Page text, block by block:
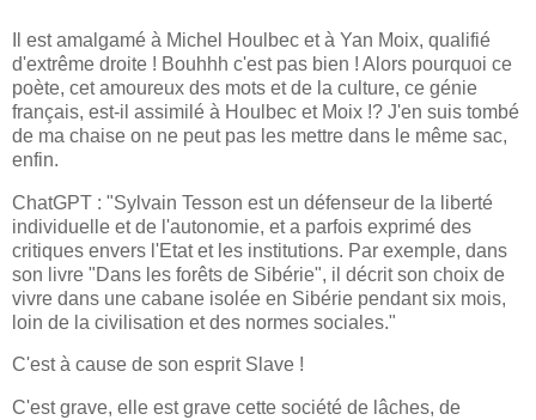
Il est amalgamé à Michel Houlbec et à Yan Moix, qualifié
d'extrême droite ! Bouhhh c'est pas bien ! Alors pourquoi ce
poète, cet amoureux des mots et de la culture, ce génie
français, est-il assimilé à Houlbec et Moix !? J'en suis tombé
de ma chaise on ne peut pas les mettre dans le même sac,
enfin.
ChatGPT : "Sylvain Tesson est un défenseur de la liberté
individuelle et de l'autonomie, et a parfois exprimé des
critiques envers l'Etat et les institutions. Par exemple, dans
son livre "Dans les forêts de Sibérie", il décrit son choix de
vivre dans une cabane isolée en Sibérie pendant six mois,
loin de la civilisation et des normes sociales."
C'est à cause de son esprit Slave !
C'est grave, elle est grave cette société de lâches, de